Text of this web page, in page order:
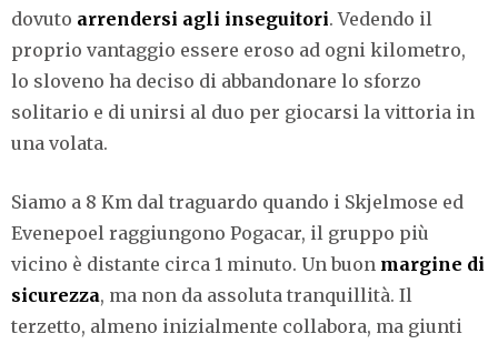
dovuto arrendersi agli inseguitori. Vedendo il
proprio vantaggio essere eroso ad ogni kilometro,
lo sloveno ha deciso di abbandonare lo sforzo
solitario e di unirsi al duo per giocarsi la vittoria in
una volata.
Siamo a 8 Km dal traguardo quando i Skjelmose ed
Evenepoel raggiungono Pogacar, il gruppo più
vicino è distante circa 1 minuto. Un buon margine di
sicurezza, ma non da assoluta tranquillità. Il
terzetto, almeno inizialmente collabora, ma giunti